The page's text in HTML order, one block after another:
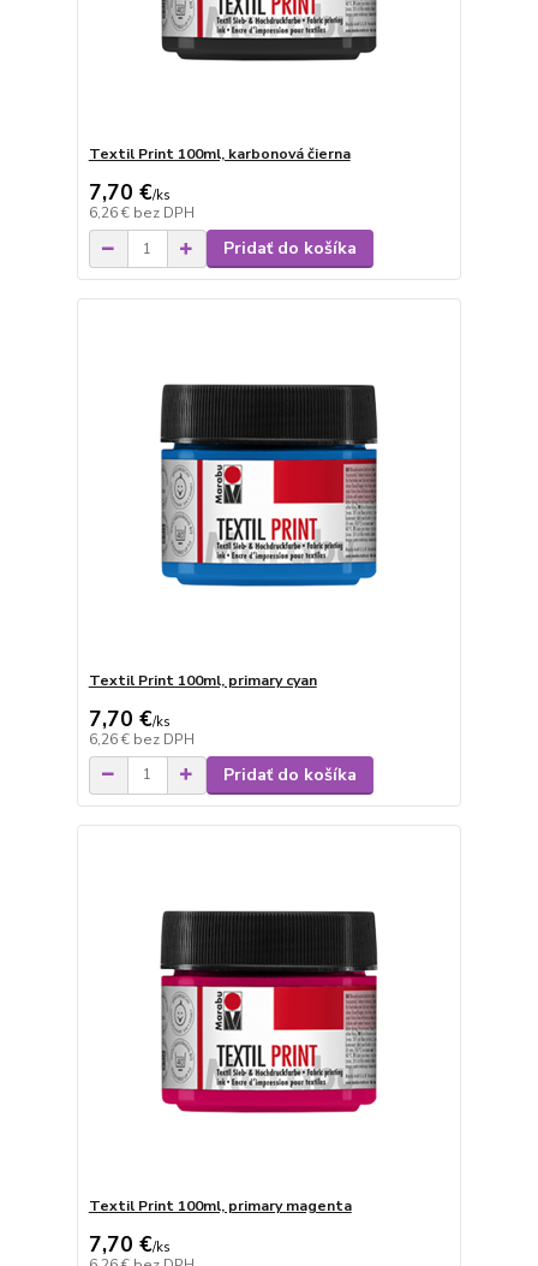
Textil Print 100ml, karbonová čierna
7,70 €/ks
6,26 € bez DPH
Pridať do košíka
Textil Print 100ml, primary cyan
7,70 €/ks
6,26 € bez DPH
Pridať do košíka
Textil Print 100ml, primary magenta
7,70 €/ks